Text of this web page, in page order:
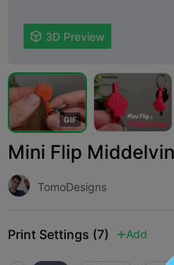
 3D Preview
GIF
Mini Flip
TomoDesigns
Print Settings (7)  Add